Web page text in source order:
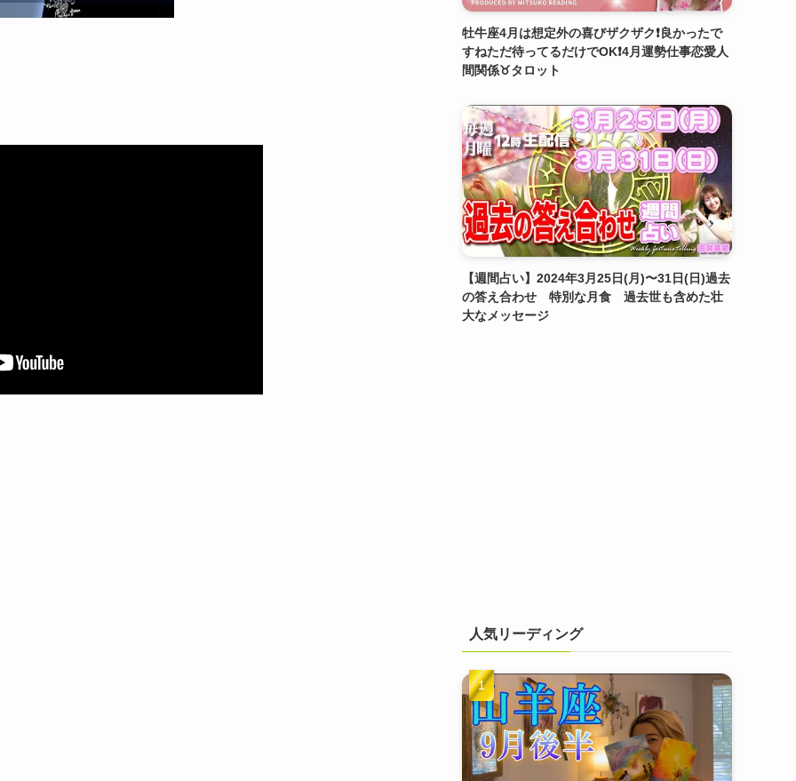
牡牛座4月は想定外の喜びザクザク❗️良かったで
すねただ待ってるだけでOK❗️4月運勢仕事恋愛人
間関係♉️タロット
【週間占い】2024年3月25日(月)〜31日(日)過去
の答え合わせ 特別な月食 過去世も含めた壮
大なメッセージ
人気リーディング